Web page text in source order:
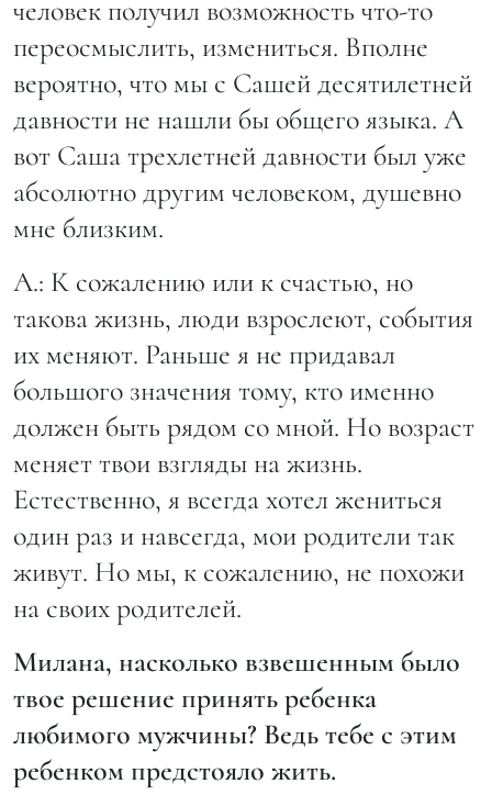
человек получил возможность что-то
переосмыслить, измениться. Вполне
вероятно, что мы с Сашей десятилетней
давности не нашли бы общего языка. А
вот Саша трехлетней давности был уже
абсолютно другим человеком, душевно
мне близким.
А.: К сожалению или к счастью, но
такова жизнь, люди взрослеют, события
их меняют. Раньше я не придавал
большого значения тому, кто именно
должен быть рядом со мной. Но возраст
меняет твои взгляды на жизнь.
Естественно, я всегда хотел жениться
один раз и навсегда, мои родители так
живут. Но мы, к сожалению, не похожи
на своих родителей.
Милана, насколько взвешенным было
твое решение принять ребенка
любимого мужчины? Ведь тебе с этим
ребенком предстояло жить.